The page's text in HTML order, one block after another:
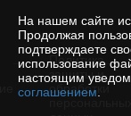
На нашем сайте
Продолжая
подтверждаете
использование
настоящим
соглашением
Политика
защиты и
обработки